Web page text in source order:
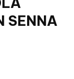
SENNA